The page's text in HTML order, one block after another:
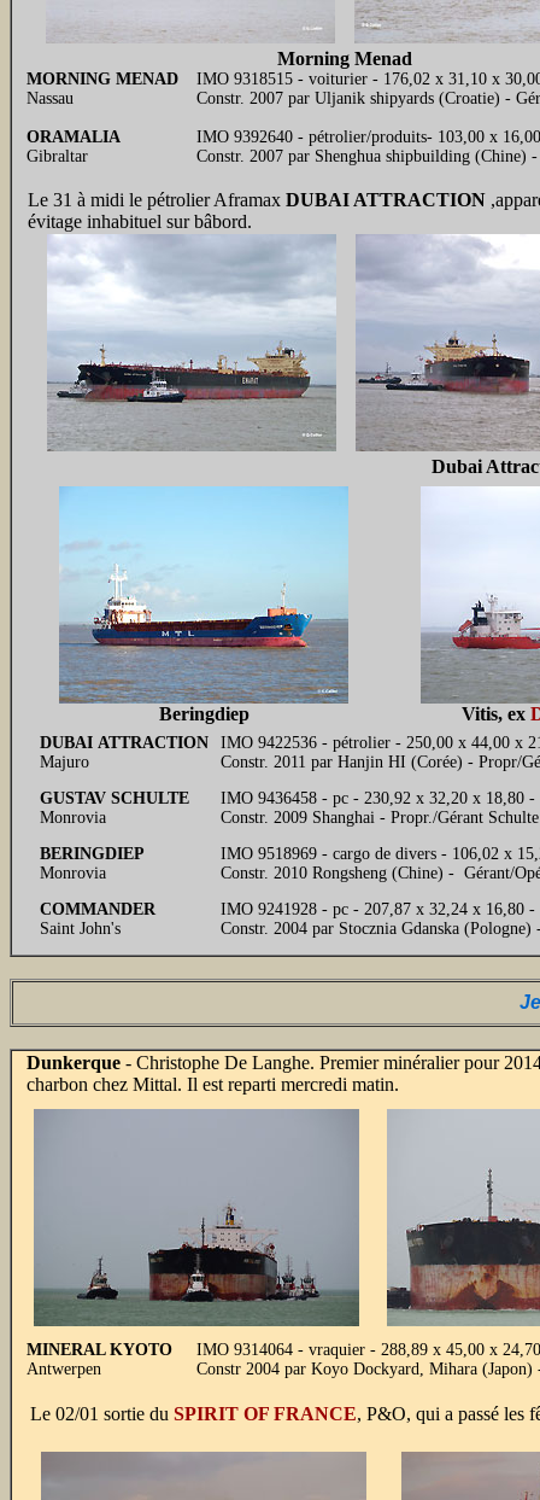
Morning Menad
MORNING MENAD
Nassau
IMO 9318515 - voiturier - 176,02 x 31,10 x
Constr. 2007 par Uljanik shipyards (Croatie) -
ORAMALIA
Gibraltar
IMO 9392640 - pétrolier/produits- 103,00 x
Constr. 2007 par Shenghua shipbuilding (Chine) -
Le 31 à midi le pétrolier Aframax DUBAI ATTRACTION
évitage inhabituel sur bâbord.
Dubai
Beringdiep Vitis, ex
DUBAI ATTRACTION
Majuro
IMO 9422536 - pétrolier - 250,00 x 44,00 x
Constr. 2011 par Hanjin HI (Corée) - Propr/
GUSTAV SCHULTE
Monrovia
IMO 9436458 - pc - 230,92 x 32,20 x 18,80
Constr. 2009 Shanghai - Propr./Gérant
BERINGDIEP
Monrovia
IMO 9518969 - cargo de divers - 106,02 x
Constr. 2010 Rongsheng (Chine) - Gérant/
COMMANDER
Saint John's
IMO 9241928 - pc - 207,87 x 32,24 x 16,80
Constr. 2004 par Stocznia Gdanska
Dunkerque - Christophe De Langhe. Premier minéralier pour
charbon chez Mittal. Il est reparti mercredi matin.
MINERAL KYOTO
Antwerpen
IMO 9314064 - vraquier - 288,89 x 45,00 x
Constr 2004 par Koyo Dockyard, Mihara
Le 02/01 sortie du SPIRIT OF FRANCE, P&O, qui a passé les